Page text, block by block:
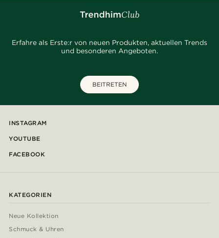
Erfahre als Erste:r von neuen Produkten, aktuellen Trends
und besonderen Angeboten.
BEITRETEN
INSTAGRAM
YOUTUBE
FACEBOOK
KATEGORIEN
Neue Kollektion
Schmuck & Uhren